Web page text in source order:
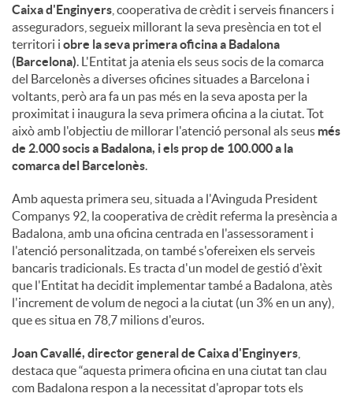
S
o
c
i
a
l
s
Caixa d'Enginyers , cooperativa de crèdit i serveis financers i
asseguradors, segueix millorant la seva presència en tot el
territori i obre la seva primera oficina a Badalona
(Barcelona). L'Entitat ja atenia els seus socis de la comarca
del Barcelonès a diverses oficines situades a Barcelona i
voltants, però ara fa un pas més en la seva aposta per la
proximitat i inaugura la seva primera oficina a la ciutat. Tot
això amb l'objectiu de millorar l'atenció personal als seus més
de 2.000 socis a Badalona, i els prop de 100.000 a la
comarca del Barcelonès.
Amb aquesta primera seu, situada a l'Avinguda President
Companys 92, la cooperativa de crèdit referma la presència a
Badalona, amb una oficina centrada en l'assessorament i
l'atenció personalitzada, on també s'ofereixen els serveis
bancaris tradicionals. Es tracta d'un model de gestió d'èxit
que l'Entitat ha decidit implementar també a Badalona, atès
l'increment de volum de negoci a la ciutat (un 3% en un any),
que es situa en 78,7 milions d'euros.
Joan Cavallé, director general de Caixa d'Enginyers
destaca que “aquesta primera oficina en una ciutat tan clau
com Badalona respon a la necessitat d'apropar tots els